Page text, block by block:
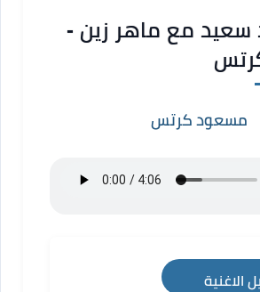
سعيد مع ماهر زين -
مسعود كرتس
الاغنية